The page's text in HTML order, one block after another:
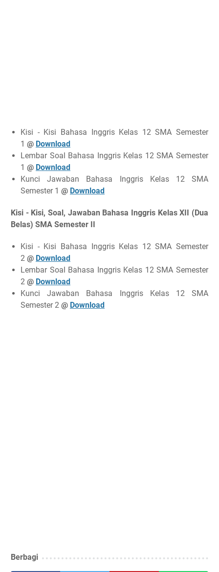
Kisi - Kisi Bahasa Inggris Kelas 12 SMA Semester
1 @ Download
Lembar Soal Bahasa Inggris Kelas 12 SMA Semester
1 @ Download
Kunci Jawaban Bahasa Inggris Kelas 12 SMA
Semester 1 @ Download
Kisi - Kisi, Soal, Jawaban Bahasa Inggris Kelas XII (Dua
Belas) SMA Semester II
Kisi - Kisi Bahasa Inggris Kelas 12 SMA Semester
2 @ Download
Lembar Soal Bahasa Inggris Kelas 12 SMA Semester
2 @ Download
Kunci Jawaban Bahasa Inggris Kelas 12 SMA
Semester 2 @ Download
Berbagi